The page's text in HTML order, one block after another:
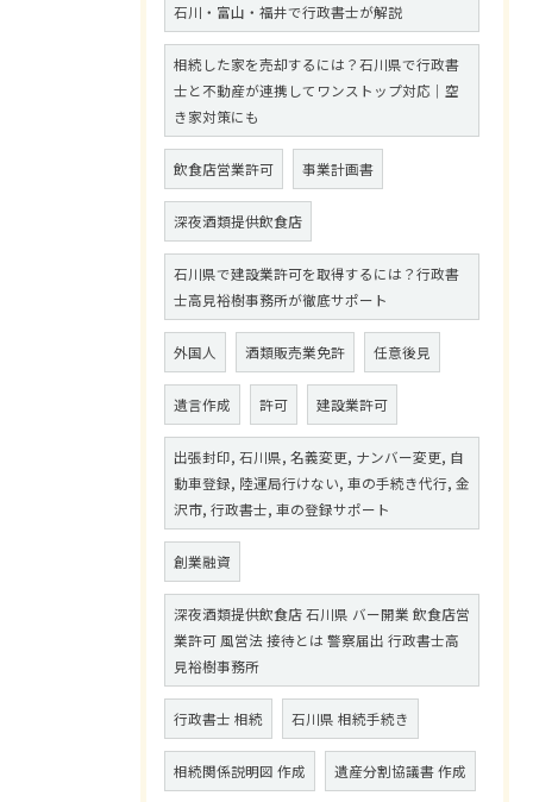
石川・富山・福井で行政書士が解説
相続した家を売却するには？石川県で行政書
士と不動産が連携してワンストップ対応｜空
き家対策にも
飲食店営業許可 事業計画書
深夜酒類提供飲食店
石川県で建設業許可を取得するには？行政書
士高見裕樹事務所が徹底サポート
外国人 酒類販売業免許 任意後見
遺言作成 許可 建設業許可
出張封印, 石川県, 名義変更, ナンバー変更, 自
動車登録, 陸運局行けない, 車の手続き代行, 金
沢市, 行政書士, 車の登録サポート
創業融資
深夜酒類提供飲食店 石川県 バー開業 飲食店営
業許可 風営法 接待とは 警察届出 行政書士高
見裕樹事務所
行政書士 相続 石川県 相続手続き
相続関係説明図 作成 遺産分割協議書 作成